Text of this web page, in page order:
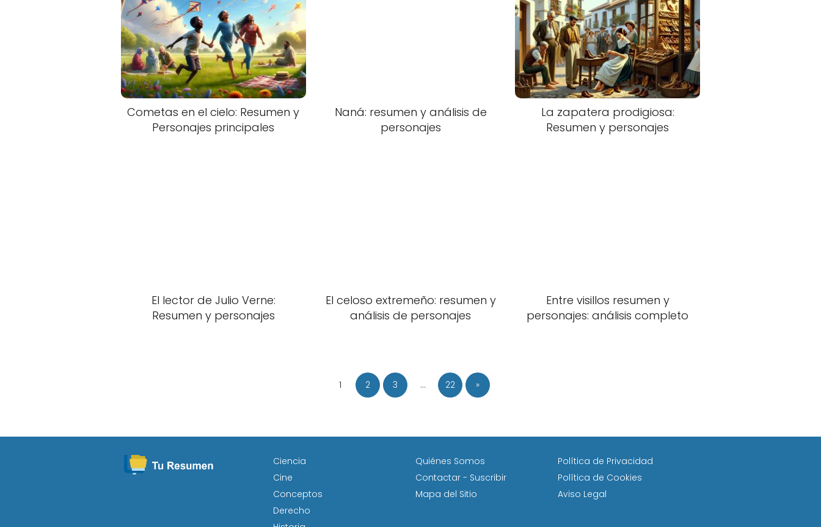
Cometas en el cielo: Resumen y
Personajes principales
Naná: resumen y análisis de
personajes
La zapatera prodigiosa:
Resumen y personajes
El lector de Julio Verne:
Resumen y personajes
El celoso extremeño: resumen y
análisis de personajes
Entre visillos resumen y
personajes: análisis completo
1 2 3 … 22 »
Ciencia
Cine
Conceptos
Derecho
Quiénes Somos
Contactar - Suscribir
Mapa del Sitio
Política de Privacidad
Política de Cookies
Aviso Legal